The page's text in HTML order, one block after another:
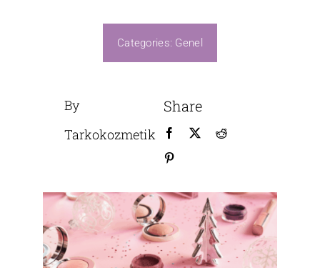
Bize Ulaşın
Categories: Genel
By
Tarkokozmetik
Share